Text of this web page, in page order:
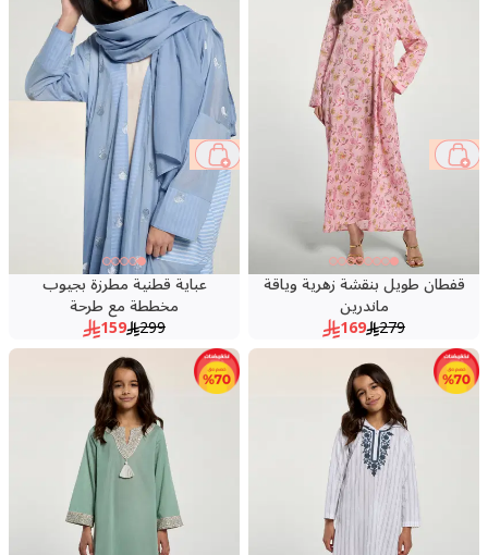
قفطان طويل بنقشة زهرية وياقة
ماندرين
279
169
39 %
عباية قطنية مطرزة بجيوب
مخططة مع طرحة
299
159
47 %